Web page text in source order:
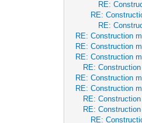
RE:
RE:
RE:
RE: Construction
RE: Construction
RE: Construction
RE:
RE: Construction
RE: Construction
RE:
RE:
RE: